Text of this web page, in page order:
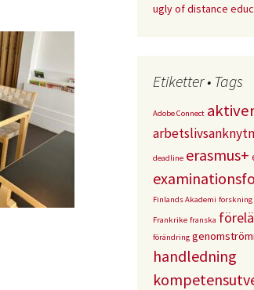
ugly of distance
Etiketter • Tags
Adobe Connect
deadline erasmus+
Finlands Akademi forskning
Frankrike franska
förändring
handledning